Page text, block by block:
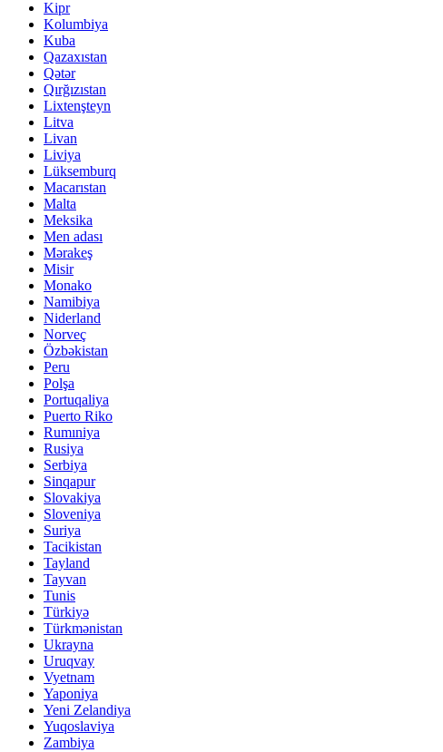
Kipr
Kolumbiya
Kuba
Qazaxıstan
Qətər
Qırğızıstan
Lixtenşteyn
Litva
Livan
Liviya
Lüksemburq
Macarıstan
Malta
Meksika
Men adası
Mərakeş
Misir
Monako
Namibiya
Niderland
Norveç
Özbəkistan
Peru
Polşa
Portuqaliya
Puerto Riko
Rumıniya
Rusiya
Serbiya
Sinqapur
Slovakiya
Sloveniya
Suriya
Tacikistan
Tayland
Tayvan
Tunis
Türkiyə
Türkmənistan
Ukrayna
Uruqvay
Vyetnam
Yaponiya
Yeni Zelandiya
Yuqoslaviya
Zambiya